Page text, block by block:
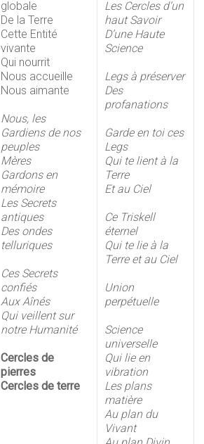
globale
De la Terre
Cette Entité
vivante
Qui nourrit
Nous accueille
Nous aimante
Nous, les
Gardiens de nos
peuples
Mères
Gardons en
mémoire
Les Secrets
antiques
Des ondes
telluriques
Ces Secrets
confiés
Aux Aînés
Qui veillent sur
notre Humanité
Cercles de
pierres
Cercles de terre
Les Cercles d’un
haut Savoir
D’une Haute
Science
Legs à préserver
Des
profanations
Garde en toi ces
Legs
Qui te lient à la
Terre
Et au Ciel
Ce Triskell
éternel
Qui te lie à la
Terre et au Ciel
Union
perpétuelle
Science
universelle
Qui lie en
vibration
Les plans
matière
Au plan du
Vivant